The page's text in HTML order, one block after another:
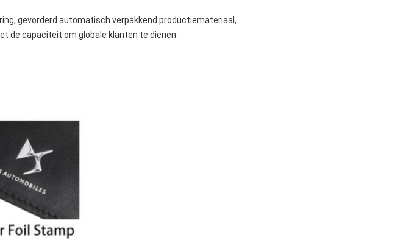
gevorderd automatisch verpakkend productiemateriaal,
de capaciteit om globale klanten te dienen.